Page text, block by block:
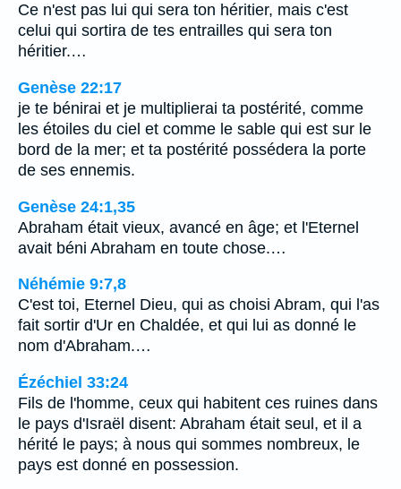
Ce n'est pas lui qui sera ton héritier, mais c'est
celui qui sortira de tes entrailles qui sera ton
héritier.…
Genèse 22:17
je te bénirai et je multiplierai ta postérité, comme
les étoiles du ciel et comme le sable qui est sur le
bord de la mer; et ta postérité possédera la porte
de ses ennemis.
Genèse 24:1,35
Abraham était vieux, avancé en âge; et l'Eternel
avait béni Abraham en toute chose.…
Néhémie 9:7,8
C'est toi, Eternel Dieu, qui as choisi Abram, qui l'as
fait sortir d'Ur en Chaldée, et qui lui as donné le
nom d'Abraham.…
Ézéchiel 33:24
Fils de l'homme, ceux qui habitent ces ruines dans
le pays d'Israël disent: Abraham était seul, et il a
hérité le pays; à nous qui sommes nombreux, le
pays est donné en possession.